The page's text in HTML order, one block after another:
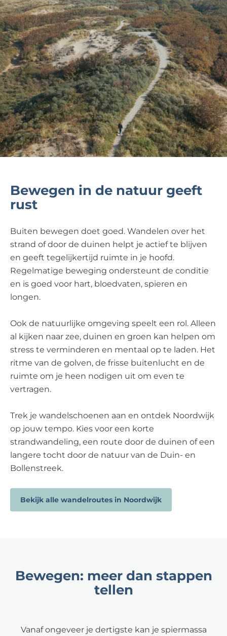
Bewegen in de natuur geeft
rust
Buiten bewegen doet goed. Wandelen over het
strand of door de duinen helpt je actief te blijven
en geeft tegelijkertijd ruimte in je hoofd.
Regelmatige beweging ondersteunt de conditie
en is goed voor hart, bloedvaten, spieren en
longen.
Ook de natuurlijke omgeving speelt een rol. Alleen
al kijken naar zee, duinen en groen kan helpen om
stress te verminderen en mentaal op te laden. Het
ritme van de golven, de frisse buitenlucht en de
ruimte om je heen nodigen uit om even te
vertragen.
Trek je wandelschoenen aan en ontdek Noordwijk
op jouw tempo. Kies voor een korte
strandwandeling, een route door de duinen of een
langere tocht door de natuur van de Duin- en
Bollenstreek.
Bekijk alle wandelroutes in Noordwijk
Bewegen: meer dan stappen
tellen
Vanaf ongeveer je dertigste kan je spiermassa